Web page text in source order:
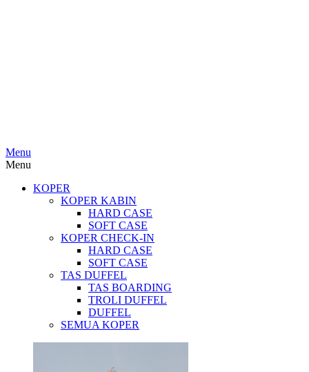
Menu
Menu
KOPER
KOPER KABIN
HARD CASE
SOFT CASE
KOPER CHECK-IN
HARD CASE
SOFT CASE
TAS DUFFEL
TAS BOARDING
TROLI DUFFEL
DUFFEL
SEMUA KOPER